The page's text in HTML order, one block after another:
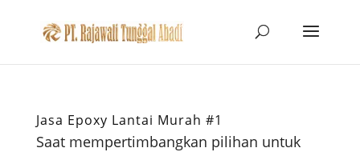
Jasa Epoxy Lantai Murah #1
Saat mempertimbangkan pilihan untuk